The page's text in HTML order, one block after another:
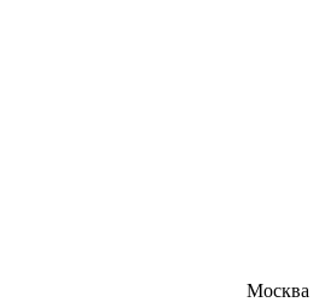
Москва